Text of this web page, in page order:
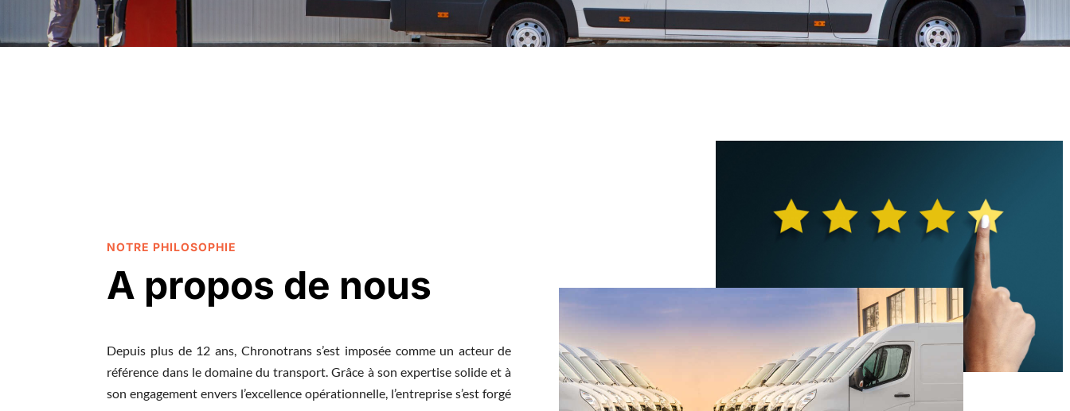
NOTRE PHILOSOPHIE
A propos de nous
Depuis plus de 12 ans, Chronotrans s’est imposée comme un acteur de
référence dans le domaine du transport. Grâce à son expertise solide et à
son engagement envers l’excellence opérationnelle, l’entreprise s’est forgé